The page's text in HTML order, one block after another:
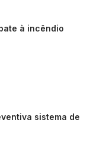
à incêndio
sistema de